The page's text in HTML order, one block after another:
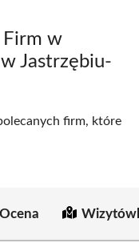
Firm w
Jastrzębiu-
firm, które
Ocena